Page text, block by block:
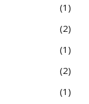
1
2
1
2
1